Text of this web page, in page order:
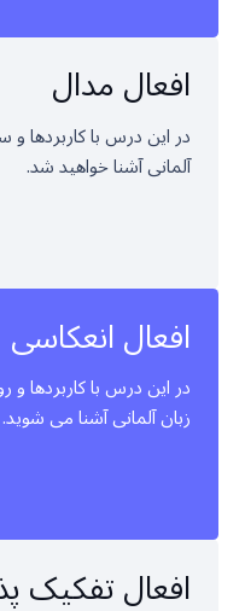
افعال مدال
در این درس با کاربردها
آلمانی آشنا خواهید شد.
افعال انعکاسی
در این درس با
زبان آلمانی آشنا می شوید.
افعال تفکیک